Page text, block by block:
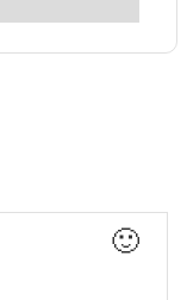
🙂